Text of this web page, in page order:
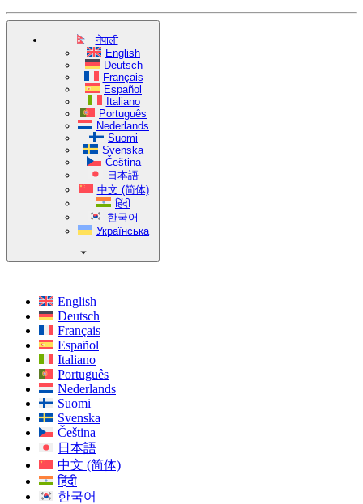
नेपाली
English
Deutsch
Français
Español
Italiano
Português
Nederlands
Suomi
Svenska
Čeština
日本語
中文 (简体)
हिंदी
한국어
Українська
English
Deutsch
Français
Español
Italiano
Português
Nederlands
Suomi
Svenska
Čeština
日本語
中文 (简体)
हिंदी
한국어